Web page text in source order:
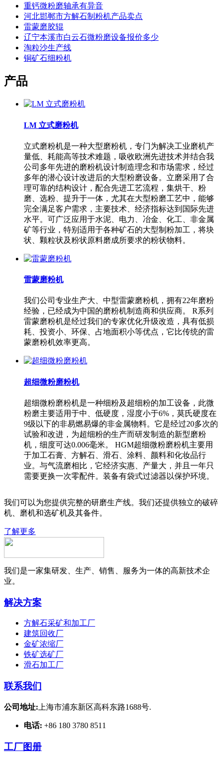
重钙微粉磨轴承有异音
河北邯郸市方解石制粉机产品卖点
雷蒙磨胶辊
辽宁本溪市白云石微粉磨设备报价多少
淘粒沙生产线
铜矿石细粉机
产品
LM 立式磨粉机
立式磨粉机是一种大型磨粉机，专门为解决工业磨机产
量低、耗能高等技术难题，吸收欧洲先进技术并结合我
公司多年先进的磨粉机设计制造理念和市场需求，经过
多年的潜心设计改进后的大型粉磨设备。立磨采用了合
理可靠的结构设计，配合先进工艺流程，集烘干、粉
磨、选粉、提升于一体，尤其在大型粉磨工艺中，能够
完全满足客户需求，主要技术、经济指标达到国际先进
水平。可广泛应用于水泥、电力、冶金、化工、非金属
矿等行业，特别适用于各种矿石的大型制粉加工，将块
状、颗粒状及粉状原料磨成所要求的粉状物料。
雷蒙磨粉机
我们公司专业生产大、中型雷蒙磨粉机，拥有22年磨粉
经验，已经成为中国的磨粉机制造商和供应商。 R系列
雷蒙磨粉机是经过我们的专家优化升级改造，具有低损
耗、投资小、环保、占地面积小等优点，它比传统的雷
蒙磨粉机效率更高。
超细微粉磨粉机
超细微粉磨粉机是一种细粉及超细粉的加工设备，此微
粉磨主要适用于中、低硬度，湿度小于6%，莫氏硬度在
9级以下的非易燃易爆的非金属物料。它是经过20多次的
试验和改进，为超细粉的生产而研发制造的新型磨粉
机，细度可达0.006毫米。 HGM超细微粉磨粉机主要用
于加工石膏、方解石、滑石、涂料、颜料和化妆品行
业。与气流磨相比，它经济实惠、产量大，并且一年只
需要更换一次零配件。装备有袋式过滤器以保护环境。
我们可以为您提供完整的研磨生产线。我们还提供独立的破碎
机、磨机和选矿机及其备件。
了解更多
我们是一家集研发、生产、销售、服务为一体的高新技术企
业。
解决方案
方解石采矿和加工厂
建筑回收厂
金矿浓缩厂
铁矿选矿厂
滑石加工厂
联系我们
公司地址: 上海市浦东新区高科东路1688号.
电话: +86 180 3780 8511
工厂图册